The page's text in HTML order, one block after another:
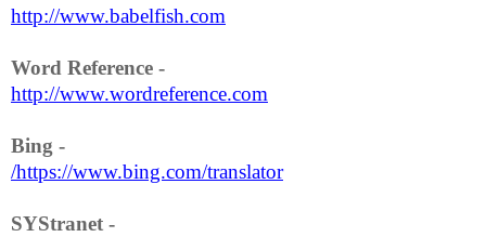
http://www.babelfish.com
-
http://www.wordreference.com
-
https://www.bing.com/translator/
-